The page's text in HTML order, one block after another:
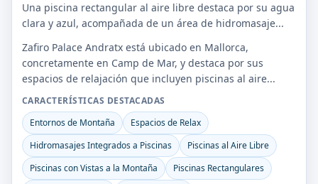
Una piscina rectangular al aire libre destaca por su agua
clara y azul, acompañada de un área de hidromasaje...
Zafiro Palace Andratx está ubicado en Mallorca,
concretamente en Camp de Mar, y destaca por sus
espacios de relajación que incluyen piscinas al aire...
CARACTERÍSTICAS DESTACADAS
Entornos de Montaña
Espacios de Relax
Hidromasajes Integrados a Piscinas
Piscinas al Aire Libre
Piscinas con Vistas a la Montaña
Piscinas Rectangulares